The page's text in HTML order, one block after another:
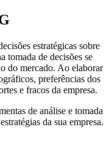
estratégicas sobre
tomada de decisões se
do mercado. Ao elaborar
preferências dos
e fracos da empresa.
de análise e tomada
da sua empresa.